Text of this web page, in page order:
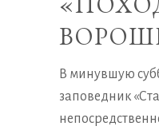
В минувшую
заповедник